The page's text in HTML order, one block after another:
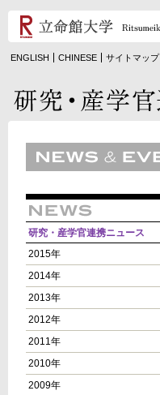
ENGLISH CHINESE サイトマップ
研究・産学官連携ニュース
2015年
2014年
2013年
2012年
2011年
2010年
2009年